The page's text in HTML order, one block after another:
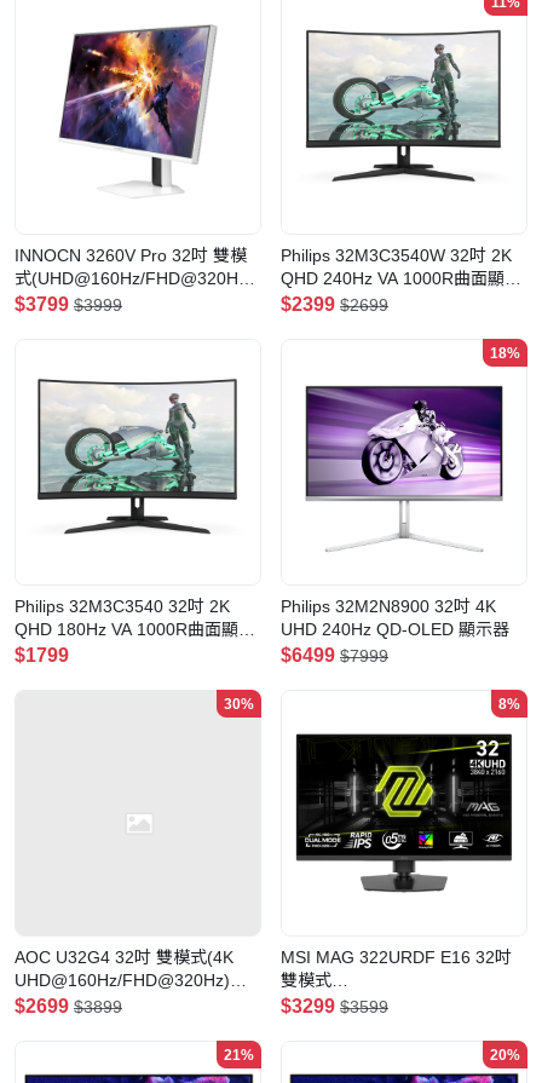
INNOCN 3260V Pro 32吋 雙模
式(UHD@160Hz/FHD@320Hz)
MiniLED 電競顯示器
$3799 $3999
Philips 32M3C3540W 32吋 2K
QHD 240Hz VA 1000R曲面顯示
器
$2399 $2699
Philips 32M3C3540 32吋 2K
QHD 180Hz VA 1000R曲面顯示
器
$1799
18%
Philips 32M2N8900 32吋 4K
UHD 240Hz QD-OLED 顯示器
$6499 $7999
30%
AOC U32G4 32吋 雙模式(4K
UHD@160Hz/FHD@320Hz)
Fast IPS 電競顯示器
$2699 $3899
8%
MSI MAG 322URDF E16 32吋
雙模式
(UHD@160Hz/FHD@320Hz)
$3299 $3599
21% 20%